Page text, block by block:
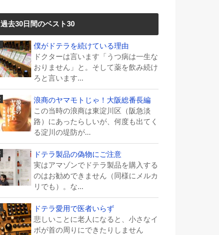
過去30日間のベスト30
僕がドテラを続けている理由
ドクターは言います「うつ病は一生な
おりません」と。そして薬を飲み続け
ろと言います...
浪商のヤマモトじゃ！大阪総番長編
この当時の浪商は東淀川区（阪急淡
路）にあったらしいが、何度も出てく
る淀川の堤防が...
ドテラ製品の偽物にご注意
実はアマゾンでドテラ製品を購入する
のはお勧めできません（同様にメルカ
リでも）。な...
ドテラ愛用で医者いらず
悲しいことに老人になると、小さなイ
ボが首の周りにできたりしません